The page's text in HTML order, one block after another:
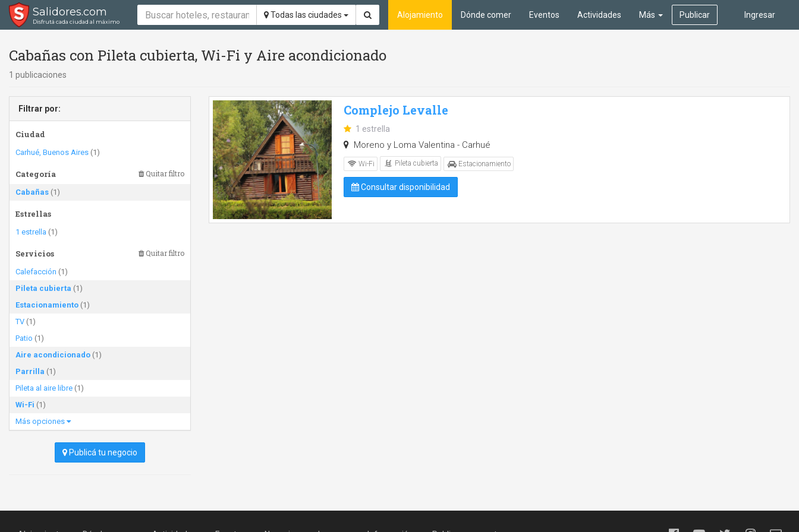
Salidores.com
Disfrutá cada ciudad al máximo
Todas las ciudades Ingresar
Alojamiento Dónde comer Eventos Actividades Más Publicar
Cabañas con Pileta cubierta, Wi-Fi y Aire acondicionado
1 publicaciones
Filtrar por:
Ciudad
Carhué, Buenos Aires (1)
Categoría Quitar filtro
Cabañas (1)
Estrellas
1 estrella (1)
Servicios Quitar filtro
Calefacción (1)
Pileta cubierta (1)
Estacionamiento (1)
TV (1)
Patio (1)
Aire acondicionado (1)
Parrilla (1)
Pileta al aire libre (1)
Wi-Fi (1)
Más opciones
Publicá tu negocio
Complejo Levalle
1 estrella
Moreno y Loma Valentina - Carhué
Wi-Fi Pileta cubierta Estacionamiento
Consultar disponibilidad